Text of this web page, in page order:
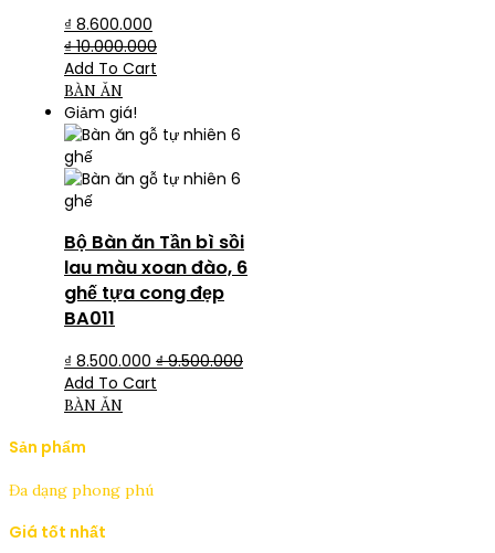
₫ 8.600.000
₫10.000.000
Add To Cart
BÀN ĂN
Giảm giá!
Bộ Bàn ăn Tần bì sồi
lau màu xoan đào, 6
ghế tựa cong đẹp
BA011
₫ 8.500.000 ₫9.500.000
Add To Cart
BÀN ĂN
Sản phẩm
Đa dạng phong phú
Giá tốt nhất